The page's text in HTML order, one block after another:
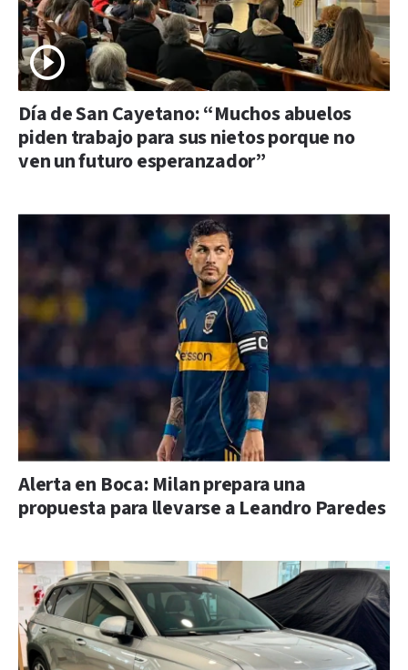
Día de San Cayetano: “Muchos abuelos
piden trabajo para sus nietos porque no
ven un futuro esperanzador”
Alerta en Boca: Milan prepara una
propuesta para llevarse a Leandro Paredes